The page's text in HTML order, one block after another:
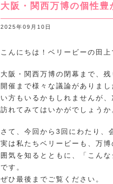
大阪・関西万博の個性
2025年09月10日
こんにちは！ベリービーの田上
大阪・関西万博の閉幕まで、
開催まで様々な議論がありま
い方もいるかもしれませんが
訪れてみてはいかがでしょうか
さて、今回から3回にわたり、
実は私たちベリービーも、万
囲気を知るとともに、「こん
です。
ぜひ最後までご覧ください。